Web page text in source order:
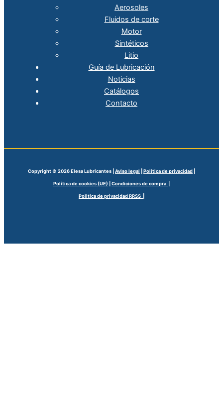
Aerosoles
Fluidos de corte
Motor
Sintéticos
Litio
Guía de Lubricación
Noticias
Catálogos
Contacto
Copyright © 2026 Elesa Lubricantes | Aviso legal Política de privacidad
Política de cookies (UE) Condiciones de compra |
Politica de privacidad RRSS |